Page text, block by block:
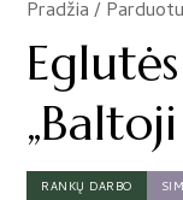
Pradžia/
RANKŲ DARBO